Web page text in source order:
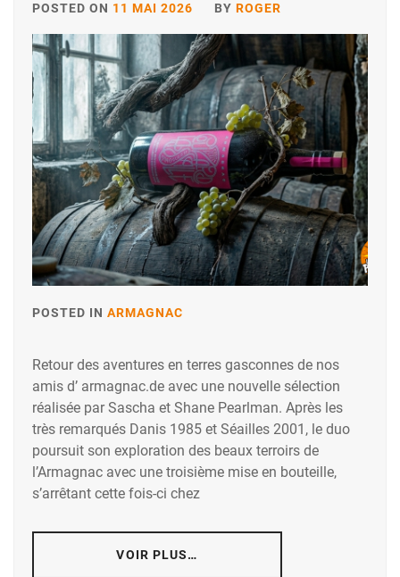
POSTED ON 11 MAI 2026 BY ROGER
POSTED IN ARMAGNAC
Retour des aventures en terres gasconnes de nos
amis d’ armagnac.de avec une nouvelle sélection
réalisée par Sascha et Shane Pearlman. Après les
très remarqués Danis 1985 et Séailles 2001, le duo
poursuit son exploration des beaux terroirs de
l’Armagnac avec une troisième mise en bouteille,
s’arrêtant cette fois-ci chez
VOIR PLUS…